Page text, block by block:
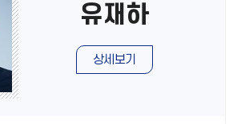
유재하
상세보기